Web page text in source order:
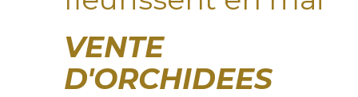
VENTE
D'ORCHIDEES